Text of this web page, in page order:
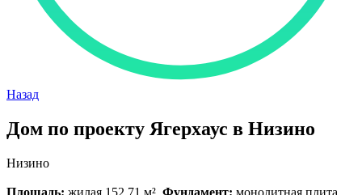
Назад
Дом по проекту Ягерхаус в Низино
Низино
Площадь: жилая 152,71 м². Фундамент: монолитная плита,